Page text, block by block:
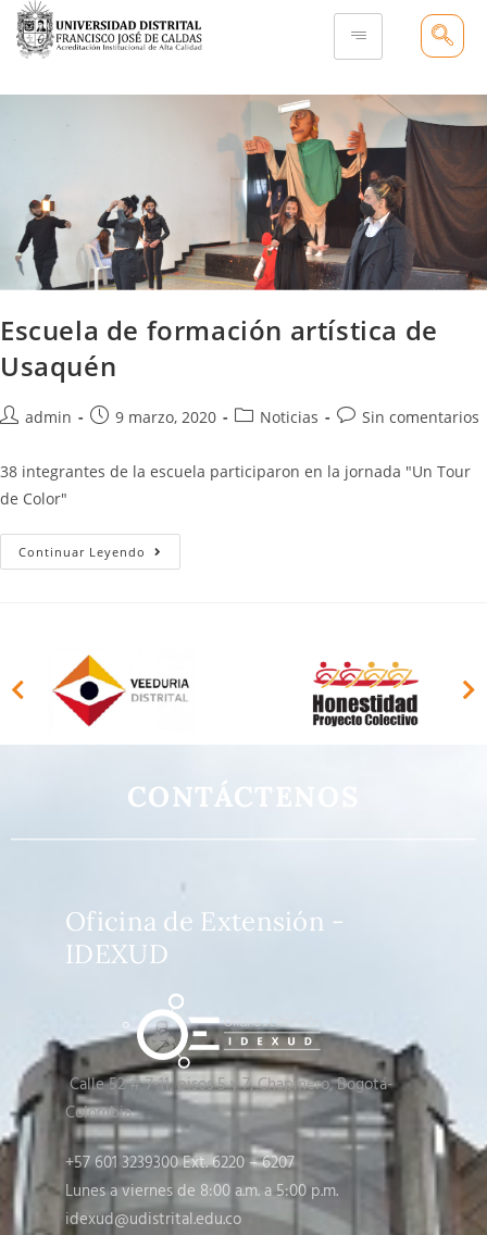
Escuela de formación artística de
Usaquén
admin 9 marzo, 2020 Noticias Sin comentarios
38 integrantes de la escuela participaron en la jornada "Un Tour
de Color"
Continuar Leyendo
CONTÁCTENOS
Oficina de Extensión -
IDEXUD
Calle 52 # 7-11, pisos 5 y 7, Chapinero, Bogotá-
Colombia
+57 601 3239300 Ext. 6220 – 6207
Lunes a viernes de 8:00 a.m. a 5:00 p.m.
idexud@udistrital.edu.co